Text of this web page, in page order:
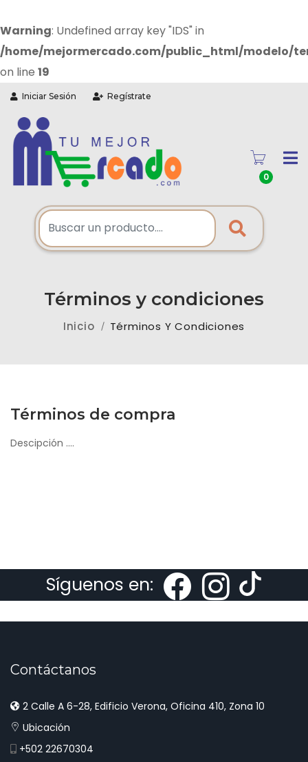
Warning: Undefined array key "IDS" in
/home/mejormercado.com/public_html/modelo/
on line 19
Iniciar Sesión Regístrate
0
Términos y condiciones
Inicio Términos Y Condiciones
Términos de compra
Descipción ....
Síguenos en:
Contáctanos
2 Calle A 6-28, Edificio Verona, Oficina 410, Zona 10
Ubicación
+502 22670304